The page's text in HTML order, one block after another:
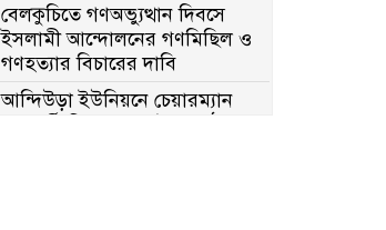
বেলকুচিতে গণঅভ্যুত্থান দিবসে
ইসলামী আন্দোলনের গণমিছিল ও
গণহত্যার বিচারের দাবি
আন্দিউড়া ইউনিয়নে চেয়ারম্যান